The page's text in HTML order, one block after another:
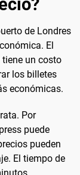
de Londres
El
un costo
los billetes
económicas.
Por
puede
pueden
El tiempo de